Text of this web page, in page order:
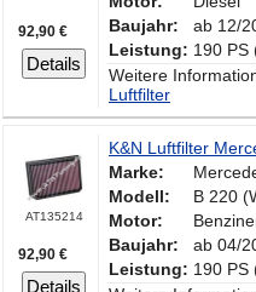
92,90 €
Details
Baujahr:
ab 12/
Leistung: 190 PS
Weitere
Luftfilter
AT135214
92,90 €
Details
K&N Luftfilter
Marke:
Modell:
B 220
Motor:
Baujahr:
ab 04/
Leistung: 190 PS